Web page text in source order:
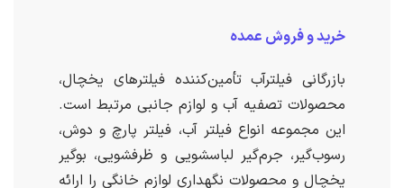
خرید و فروش عمده
بازرگانی فیلترآب تأمین‌کننده فیلترهای یخچال،
محصولات تصفیه آب و لوازم جانبی مرتبط است.
این مجموعه انواع فیلتر آب، فیلتر پارچ و دوش،
رسوب‌گیر، جرم‌گیر لباسشویی و ظرفشویی، بوگیر
یخچال و محصولات نگهداری لوازم خانگی را ارائه